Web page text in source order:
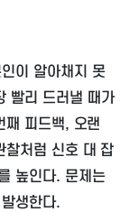
이 알아채지 못
빨리 드러낼 때가
째 피드백, 오랜
찰처럼 신호 대 잡
높인다. 문제는
생한다.